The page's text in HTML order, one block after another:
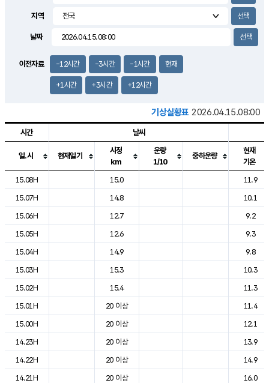
2.0m/s
지역
날짜
이전자료 -12시간 -3시간 -1시간 현재
+1시간 +3시간 +12시간
기상실황표 2026.04.15.08:00
도시별 기상실황표로 지점, 날씨, 기온, 강수, 바람, 기압등을 안내한 표입
시간 날씨
일.시 현재일기
시정
km
운량
1/10
중하운량
현재
기온
15.08H
15.0
11.9
15.07H
14.8
10.1
15.06H
12.7
9.2
15.05H
12.6
9.3
15.04H
14.9
9.8
15.03H
15.3
10.3
15.02H
15.4
11.3
15.01H
20 이상
11.4
15.00H
20 이상
12.1
14.23H
20 이상
13.9
14.22H
20 이상
14.9
14.21H
20 이상
16.0